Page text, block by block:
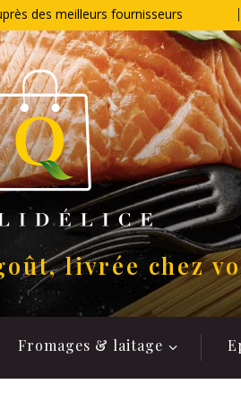
des meilleurs fournisseurs
livrée chez
Fromages & laitage